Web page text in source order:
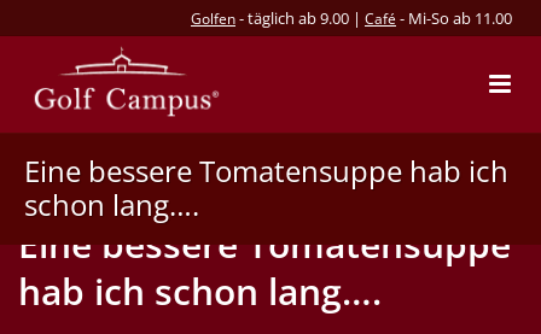
Golfen- täglich ab 9.00 | Café - Mi-So ab 11.00
Eine bessere Tomatensuppe hab ich
schon lang….
Eine bessere Tomatensuppe
hab ich schon lang….